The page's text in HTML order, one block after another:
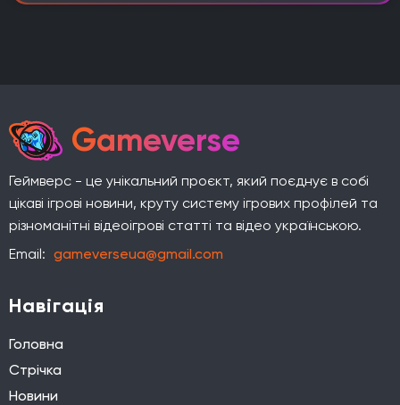
Gameverse
Геймверс - це унікальний проєкт, який поєднує в собі
цікаві ігрові новини, круту систему ігрових профілей та
різноманітні відеоігрові статті та відео українською.
Email: gameverseua@gmail.com
Навігація
Головна
Стрічка
Новини